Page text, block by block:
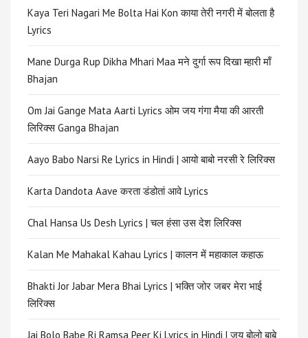
Kaya Teri Nagari Me Bolta Hai Kon काया तेरी नगरी में बोलता है
Lyrics
Mane Durga Rup Dikha Mhari Maa मने दुर्गा रूप दिखा म्हारी माँ
Bhajan
Om Jai Gange Mata Aarti Lyrics ओम जय गंगा मैया की आरती
लिरिक्स Ganga Bhajan
Aayo Babo Narsi Re Lyrics in Hindi | आयो बाबो नरसी रे लिरिक्स
Karta Dandota Aave करता डंडोतां आवे Lyrics
Chal Hansa Us Desh Lyrics | चल हंसा उस देश लिरिक्स
Kalan Me Mahakal Kahau Lyrics | कालन में महाकाल कहाऊ
Bhakti Jor Jabar Mera Bhai Lyrics | भक्ति जोर जबर मेरा भाई
लिरिक्स
Jai Bolo Babe Ri Ramsa Peer Ki Lyrics in Hindi | जय बोलो बाबे